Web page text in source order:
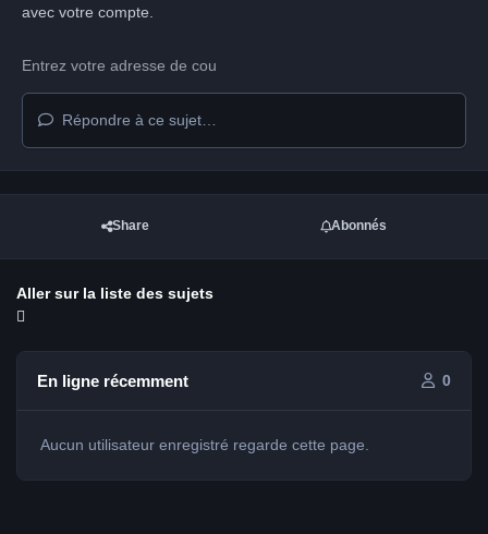
avec votre compte.
Répondre à ce sujet…
Share Abonnés
Aller sur la liste des sujets
En ligne récemment 0
Aucun utilisateur enregistré regarde cette page.